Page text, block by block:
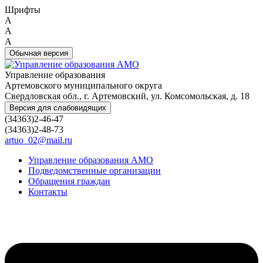
Шрифты
A
A
A
Обычная версия
Управление образования
Артемовского муниципального округа
Свердловская обл., г. Артемовский, ул. Комсомольская, д. 18
Версия для слабовидящих
(34363)2-46-47
(34363)2-48-73
artuo_02@mail.ru
Управление образования АМО
Подведомственные организации
Обращения граждан
Контакты